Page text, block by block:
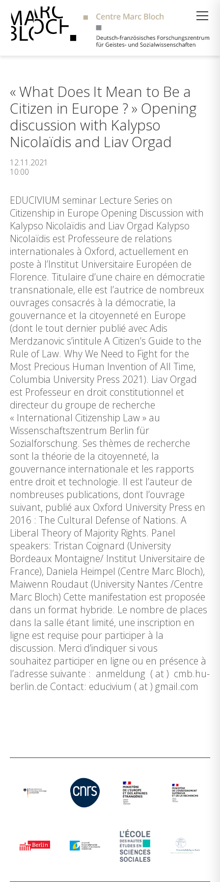
« What Does It Mean to Be a
Citizen in Europe ? » Opening
discussion with Kalypso
Nicolaïdis and Liav Orgad
12.11.2021
10:00
EDUCIVIUM seminar Lecture Series on
Citizenship in Europe Opening Discussion with
Kalypso Nicolaïdis and Liav Orgad Kalypso
Nicolaïdis est Professeure de relations
internationales à Oxford, actuellement en
poste à l’Institut Universitaire Européen de
Florence. Titulaire d’une chaire en démocratie
transnationale, elle est l’autrice de nombreux
ouvrages consacrés à la démocratie, la
gouvernance et la citoyenneté en Europe
(dont le tout dernier publié avec Adis
Merdzanovic s’intitule A Citizen’s Guide to the
Rule of Law. Why We Need to Fight for the
Most Precious Human Invention of All Time,
Columbia University Press 2021). Liav Orgad
est Professeur en droit constitutionnel et
directeur du groupe de recherche
« International Citizenship Law » au
Wissenschaftszentrum Berlin für
Sozialforschung. Ses thèmes de recherche
sont la théorie de la citoyenneté, la
gouvernance internationale et les rapports
entre droit et technologie. Il est l’auteur de
nombreuses publications, dont l’ouvrage
suivant, publié aux Oxford University Press en
2016 : The Cultural Defense of Nations. A
Liberal Theory of Majority Rights. Panel
speakers: Tristan Coignard (University
Bordeaux Montaigne/ Institut Universitaire de
France), Daniela Heimpel (Centre Marc Bloch),
Maiwenn Roudaut (University Nantes /Centre
Marc Bloch) Cette manifestation est proposée
dans un format hybride. Le nombre de places
dans la salle étant limité, une inscription en
ligne est requise pour participer à la
discussion. Merci d’indiquer si vous
souhaitez participer en ligne ou en présence à
l’adresse suivante : anmeldung ( at ) cmb.hu-
berlin.de Contact: educivium ( at ) gmail.com